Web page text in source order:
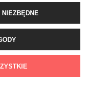
41-708 Ruda Śląska | E-mail:
012 159 | TGS Przemysław
276403698